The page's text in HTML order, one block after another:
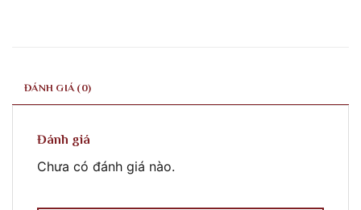
ĐÁNH GIÁ (0)
Đánh giá
Chưa có đánh giá nào.